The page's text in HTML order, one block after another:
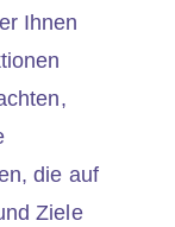
Ihnen
die auf
Ziele